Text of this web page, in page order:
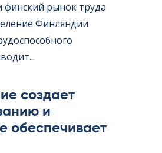
рынок труда
Финляндии
создает
и
обеспечивает